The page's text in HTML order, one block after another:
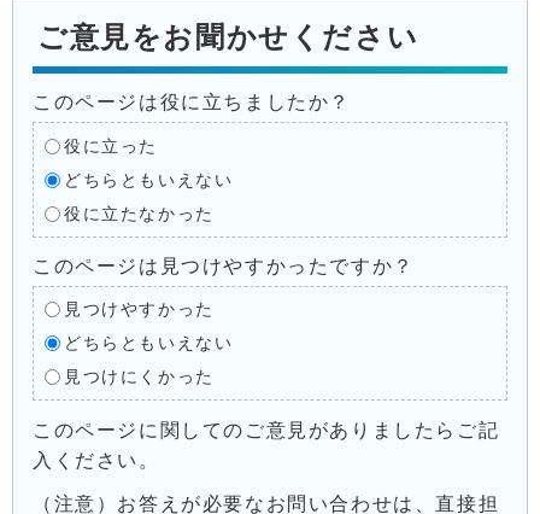
ご意見をお聞かせください
このページは役に立ちましたか？
役に立った
どちらともいえない
役に立たなかった
このページは見つけやすかったですか？
見つけやすかった
どちらともいえない
見つけにくかった
このページに関してのご意見がありましたらご記
入ください。
（注意）お答えが必要なお問い合わせは、直接担